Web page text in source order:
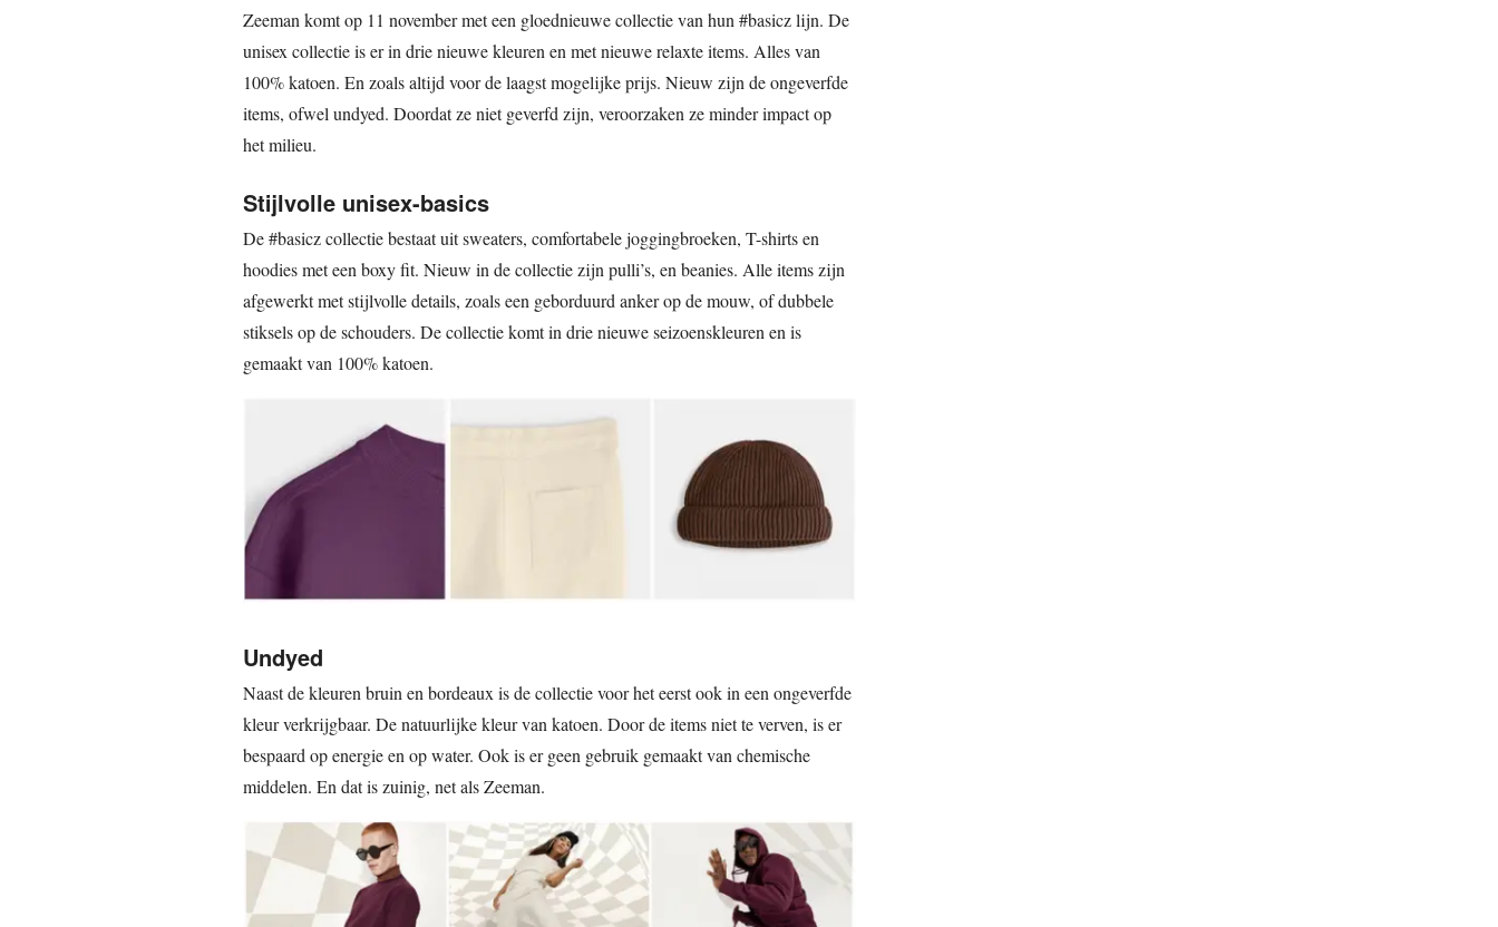
Zeeman komt op 11 november met een gloednieuwe collectie van hun #basicz lijn. De
unisex collectie is er in drie nieuwe kleuren en met nieuwe relaxte items. Alles van
100% katoen. En zoals altijd voor de laagst mogelijke prijs. Nieuw zijn de ongeverfde
items, ofwel undyed. Doordat ze niet geverfd zijn, veroorzaken ze minder impact op
het milieu.
Stijlvolle unisex-basics
De #basicz collectie bestaat uit sweaters, comfortabele joggingbroeken, T-shirts en
hoodies met een boxy fit. Nieuw in de collectie zijn pulli’s, en beanies. Alle items zijn
afgewerkt met stijlvolle details, zoals een geborduurd anker op de mouw, of dubbele
stiksels op de schouders. De collectie komt in drie nieuwe seizoenskleuren en is
gemaakt van 100% katoen.
Undyed
Naast de kleuren bruin en bordeaux is de collectie voor het eerst ook in een ongeverfde
kleur verkrijgbaar. De natuurlijke kleur van katoen. Door de items niet te verven, is er
bespaard op energie en op water. Ook is er geen gebruik gemaakt van chemische
middelen. En dat is zuinig, net als Zeeman.